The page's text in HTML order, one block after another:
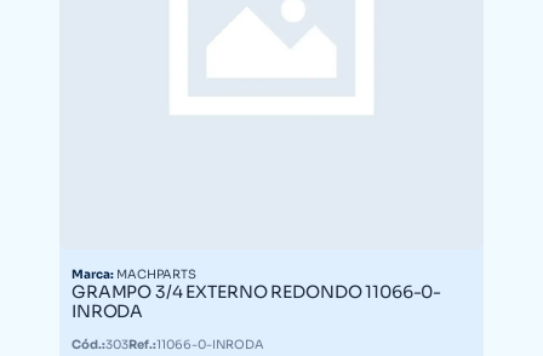
Marca: MACHPARTS
GRAMPO 3/4 EXTERNO REDONDO 11066-0-
INRODA
Cód.:303Ref.:11066-0-INRODA